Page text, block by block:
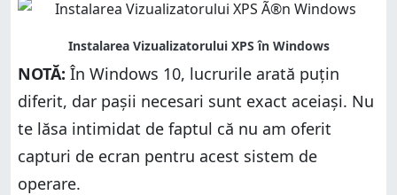
NOTĂ: În Windows 10, lucrurile arată puțin
diferit, dar pașii necesari sunt exact aceiași. Nu
te lăsa intimidat de faptul că nu am oferit
capturi de ecran pentru acest sistem de
operare.